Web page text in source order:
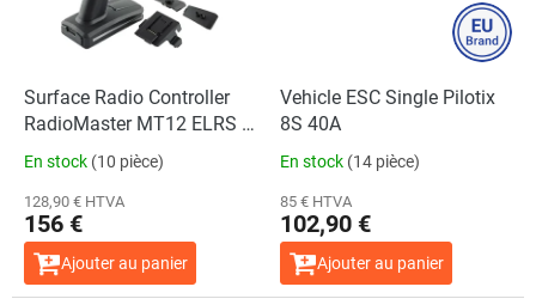
Surface Radio Controller
RadioMaster MT12 ELRS +
ER3C-I
En stock (10 pièce)
128,90 € HTVA
156 €
Ajouter au panier
Vehicle ESC Single Pilotix
8S 40A
En stock (14 pièce)
85 € HTVA
102,90 €
Ajouter au panier